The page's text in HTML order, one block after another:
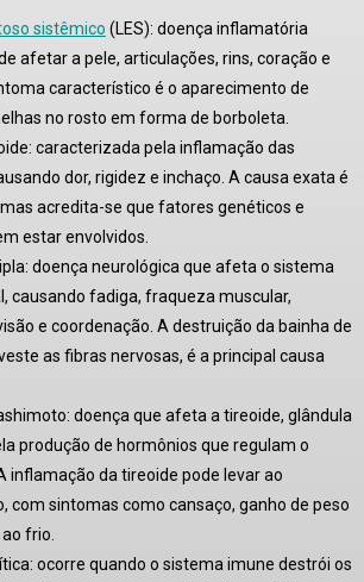
sistêmico (LES): doença inflamatória
afetar a pele, articulações, rins, coração e
característico é o aparecimento de
no rosto em forma de borboleta
caracterizada pela inflamação das
dor, rigidez e inchaço . A causa exata é
acredita-se que fatores genéticos e
estar envolvidos
doença neurológica que afeta o sistema
causando fadiga, fraqueza muscular,
e coordenação . A destruição da bainha de
as fibras nervosas, é a principal causa
doença que afeta a tireoide, glândula
produção de hormônios que regulam o
inflamação da tireoide pode levar ao
com sintomas como cansaço, ganho de peso
frio
ocorre quando o sistema imune destrói os